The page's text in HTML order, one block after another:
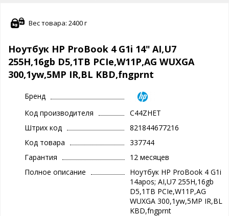
Вес товара: 2400 г
Ноутбук HP ProBook 4 G1i 14" AI,U7
255H,16gb D5,1TB PCIe,W11P,AG WUXGA
300,1yw,5MP IR,BL KBD,fngprnt
Бренд
Код производителя
C44ZHET
Штрих код
821844677216
Код товара
337744
Гарантия
12 месяцев
Полное описание
Ноутбук HP ProBook 4 G1i
14apos; AI,U7 255H,16gb
D5,1TB PCIe,W11P,AG
WUXGA 300,1yw,5MP IR,BL
KBD,fngprnt